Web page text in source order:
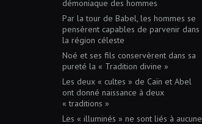
démoniaque des hommes
Par la tour de Babel, les hommes se
pensèrent capables de parvenir dans
la région céleste
Noé et ses fils conservèrent dans sa
pureté la « Tradition divine »
Les deux « cultes » de Caïn et Abel
ont donné naissance à deux
« traditions »
Les « illuminés » ne sont liés à aucune